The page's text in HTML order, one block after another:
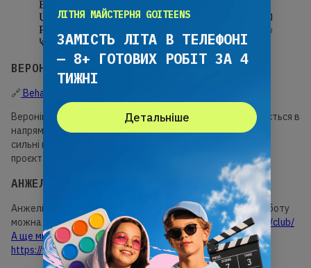
ВЕРОНІКА ШКАДАР
🔗 Behance
Вероніка закінчила курс у 2024 році і вже впевнено рухається в
напрямі професійного дизайну. Її портфоліо демонструє
сильні навички та готовність працювати над складними
проєктами.
АНЖЕЛІКА КОСТІНА
Анжеліка створила проєкт застосунку MP3-плеєра. Її роботу
можна переглянути у GoITeens Club.https://goiteens.com/club/
А ще ми брали в дівчини інтерв’ю для Instagram!
https://www.instagram.com/share/_l8jPjQKt
ЛІТНЯ МАЙСТЕРНЯ GOITEENS
ЗАМІСТЬ ЛІТА В ТЕЛЕФОНІ
— 8+ ГОТОВИХ РОБІТ ЗА 4
ТИЖНІ
Детальніше